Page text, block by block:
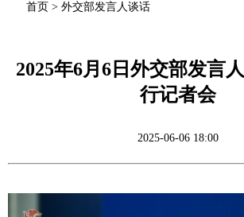
首页 > 外交部发言人谈话
2025年6月6日外交部发言
行记者会
2025-06-06 18:00